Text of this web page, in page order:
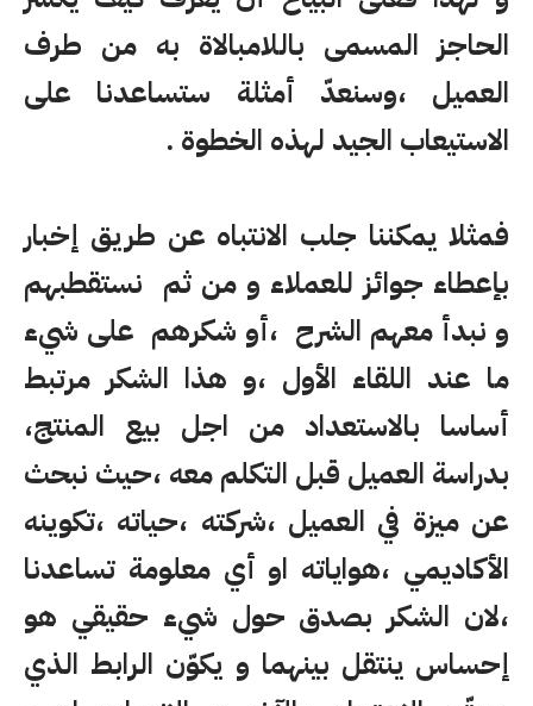
الحاجز المسمى باللامبالاة به من طرف
العميل ،وسنعدّ أمثلة ستساعدنا على
الاستيعاب الجيد لهذه الخطوة .
فمثلا يمكننا جلب الانتباه عن طريق إخبار
بإعطاء جوائز للعملاء و من ثم نستقطبهم
و نبدأ معهم الشرح ،أو شكرهم على شيء
ما عند اللقاء الأول ،و هذا الشكر مرتبط
أساسا بالاستعداد من اجل بيع المنتج،
بدراسة العميل قبل التكلم معه ،حيث نبحث
عن ميزة في العميل ،شركته ،حياته ،تكوينه
الأكاديمي ،هواياته او أي معلومة تساعدنا
،لان الشكر بصدق حول شيء حقيقي هو
إحساس ينتقل بينهما و يكوّن الرابط الذي